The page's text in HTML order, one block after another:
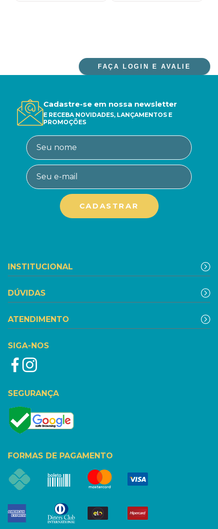
FAÇA LOGIN E AVALIE
Cadastre-se em nossa newsletter
E RECEBA NOVIDADES, LANÇAMENTOS E
PROMOÇÕES
INSTITUCIONAL
DÚVIDAS
ATENDIMENTO
SIGA-NOS
SEGURANÇA
FORMAS DE PAGAMENTO